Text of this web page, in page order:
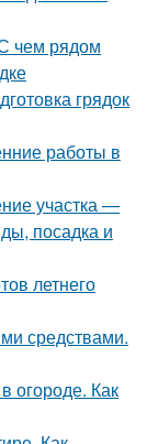
чем рядом
грядок
работы в
участка —
посадка и
летнего
средствами.
огороде. Как